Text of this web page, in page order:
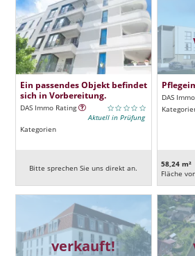
Ein passendes Objekt befindet
sich in Vorbereitung.
DAS Immo Rating
Aktuell in Prüfung
Kategorien
Bitte sprechen Sie uns direkt an.
DAS
58,24 m²
Fläche
verkauft!